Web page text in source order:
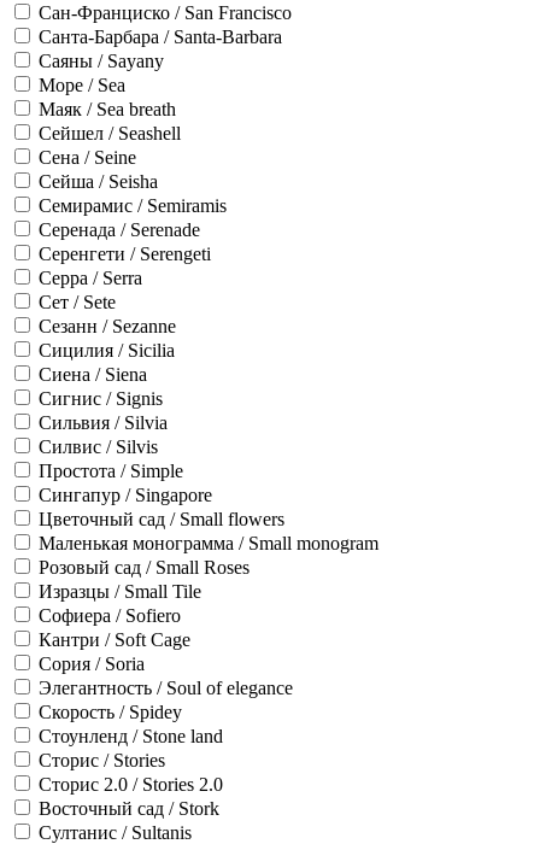
Сан-Франциско / San Francisco
Санта-Барбара / Santa-Barbara
Саяны / Sayany
Море / Sea
Маяк / Sea breath
Сейшел / Seashell
Сена / Seine
Сейша / Seisha
Семирамис / Semiramis
Серенада / Serenade
Серенгети / Serengeti
Серра / Serra
Сет / Sete
Сезанн / Sezanne
Сицилия / Sicilia
Сиена / Siena
Сигнис / Signis
Сильвия / Silvia
Силвис / Silvis
Простота / Simple
Сингапур / Singapore
Цветочный сад / Small flowers
Маленькая монограмма / Small monogram
Розовый сад / Small Roses
Изразцы / Small Tile
Софиера / Sofiero
Кантри / Soft Cage
Сория / Soria
Элегантность / Soul of elegance
Скорость / Spidey
Стоунленд / Stone land
Сторис / Stories
Сторис 2.0 / Stories 2.0
Восточный сад / Stork
Султанис / Sultanis